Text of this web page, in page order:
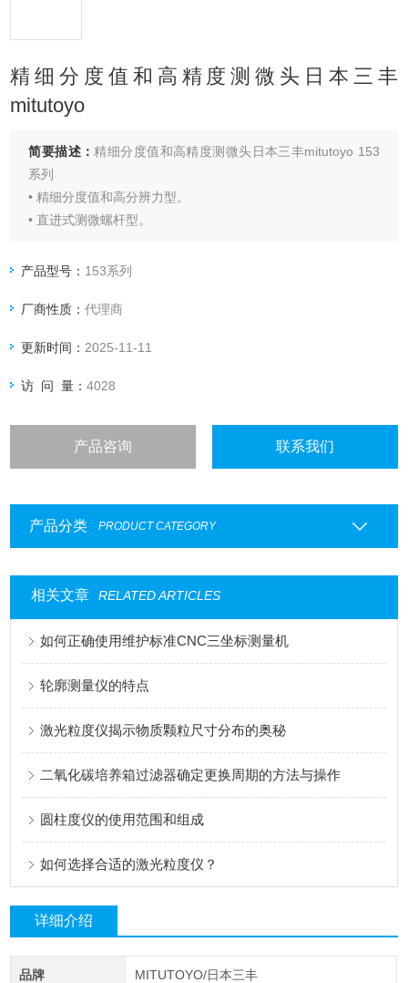
精细分度值和高精度测微头日本三丰
mitutoyo
简要描述： 精细分度值和高精度测微头日本三丰mitutoyo 153
系列
• 精细分度值和高分辨力型。
• 直进式测微螺杆型。
产品型号： 153系列
厂商性质：代理商
更新时间： 2025-11-11
访 问 量：4028
产品咨询 联系我们
产品分类 PRODUCT CATEGORY
相关文章 RELATED ARTICLES
如何正确使用维护标准CNC三坐标测量机
轮廓测量仪的特点
激光粒度仪揭示物质颗粒尺寸分布的奥秘
二氧化碳培养箱过滤器确定更换周期的方法与操作
圆柱度仪的使用范围和组成
如何选择合适的激光粒度仪？
详细介绍
品牌 MITUTOYO/日本三丰